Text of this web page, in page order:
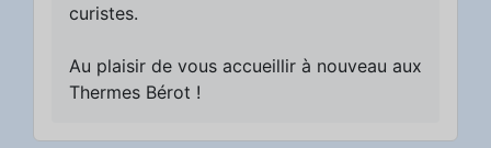
curistes.
Au plaisir de vous accueillir à nouveau aux
Thermes Bérot !